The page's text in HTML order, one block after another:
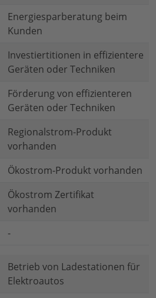
Energiesparberatung beim
Kunden
Investiertitionen in effizientere
Geräten oder Techniken
Förderung von effizienteren
Geräten oder Techniken
Regionalstrom-Produkt
vorhanden
Ökostrom-Produkt vorhanden
Ökostrom Zertifikat
vorhanden
-
Betrieb von Ladestationen für
Elektroautos